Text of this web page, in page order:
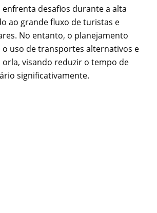
desafios durante a alta
ao grande fluxo de turistas e
No entanto, o planejamento
uso de transportes alternativos e
orla, visando reduzir o tempo de
significativamente.